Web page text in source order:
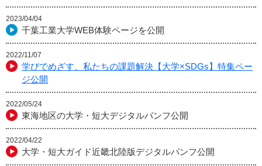
2023/04/04
千葉工業大学WEB体験ページを公開
2022/11/07
学びでめざす、私たちの課題解決【大学×SDGs】特集ペー
ジ公開
2022/05/24
東海地区の大学・短大デジタルパンフ公開
2022/04/22
大学・短大ガイド近畿北陸版デジタルパンフ公開